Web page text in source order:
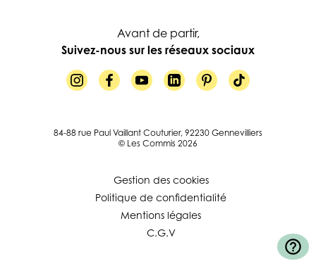
Avant de partir,
Suivez-nous sur les réseaux sociaux
84-88 rue Paul Vaillant Couturier, 92230 Gennevilliers
© Les Commis 2026
Gestion des cookies
Politique de confidentialité
Mentions légales
C.G.V
help_outline